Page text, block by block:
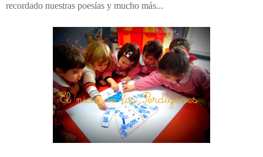
recordado nuestras poesías y mucho más...